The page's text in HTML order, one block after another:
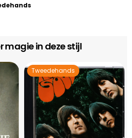
magie in deze stijl
Tweedehands